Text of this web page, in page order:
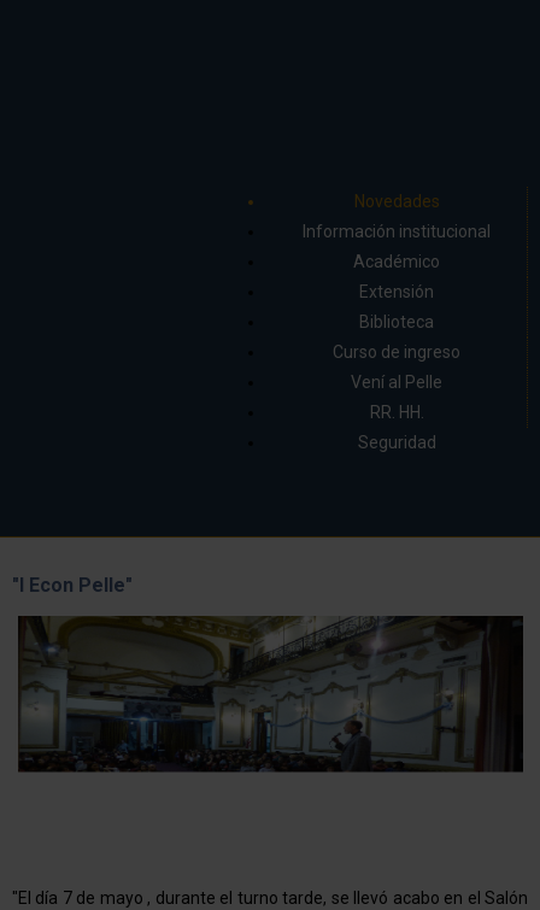
Novedades
Información institucional
Académico
Extensión
Biblioteca
Curso de ingreso
Vení al Pelle
RR. HH.
Seguridad
"l Econ Pelle"
"El día 7 de mayo , durante el turno tarde, se llevó acabo en el Salón